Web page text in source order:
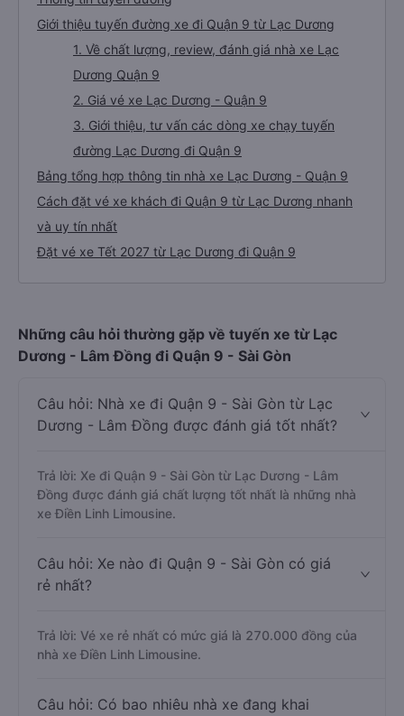
Giới thiệu tuyến đường xe đi Quận 9 từ Lạc Dương
1. Về chất lượng, review, đánh giá nhà xe Lạc
Dương Quận 9
2. Giá vé xe Lạc Dương - Quận 9
3. Giới thiệu, tư vấn các dòng xe chạy tuyến
đường Lạc Dương đi Quận 9
Bảng tổng hợp thông tin nhà xe Lạc Dương - Quận 9
Cách đặt vé xe khách đi Quận 9 từ Lạc Dương nhanh
và uy tín nhất
Đặt vé xe Tết 2027 từ Lạc Dương đi Quận 9
Những câu hỏi thường gặp về tuyến xe từ Lạc
Dương - Lâm Đồng đi Quận 9 - Sài Gòn
Câu hỏi: Nhà xe đi Quận 9 - Sài Gòn từ Lạc
Dương - Lâm Đồng được đánh giá tốt nhất?
Trả lời: Xe đi Quận 9 - Sài Gòn từ Lạc Dương - Lâm
Đồng được đánh giá chất lượng tốt nhất là những nhà
xe Điền Linh Limousine.
Câu hỏi: Xe nào đi Quận 9 - Sài Gòn có giá
rẻ nhất?
Trả lời: Vé xe rẻ nhất có mức giá là 270.000 đồng của
nhà xe Điền Linh Limousine.
Câu hỏi: Có bao nhiêu nhà xe đang khai